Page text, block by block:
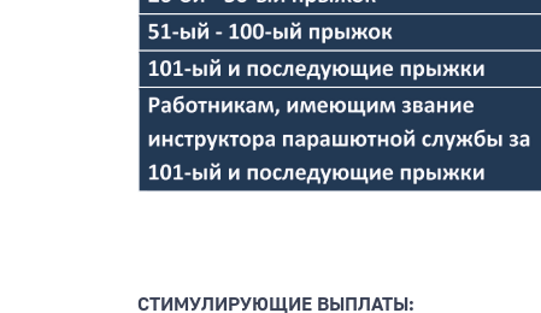
СТИМУЛИРУЮЩИЕ ВЫПЛАТЫ: